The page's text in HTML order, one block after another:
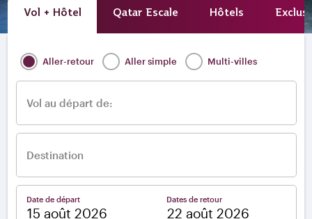
Vol + Hôtel Qatar Escale Hôtels
Aller-retour Aller simple Multi-villes
Vol au départ de:
Destination
Date de départ Dates de retour